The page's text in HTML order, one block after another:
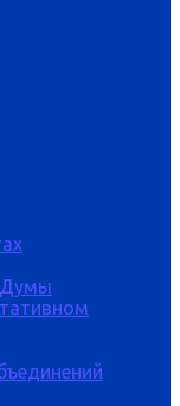
Думы